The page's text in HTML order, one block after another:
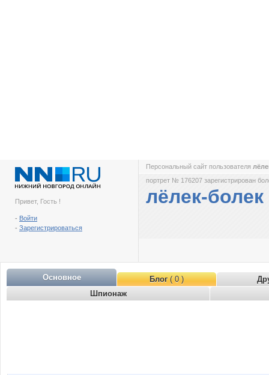
Привет, Гость !
- Войти
- Зарегистрироваться
Персональный сайт пользователя
портрет № 176207 зарегистрирован
лёлек-болек
Основное Блог( 0 )
Шпионаж